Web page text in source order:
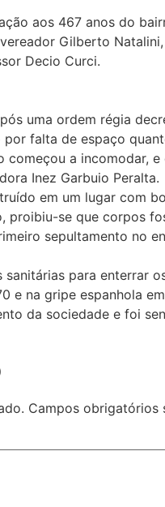
aos 467 anos do
Gilberto
Decio Curci.
uma ordem régia
falta de espaço
começou a
Inez Garbuio Peralta.
em um lugar com
proibiu-se que corpos
sepultamento no
para enterrar
e na gripe espanhola em
da sociedade e foi
Campos obrigatórios